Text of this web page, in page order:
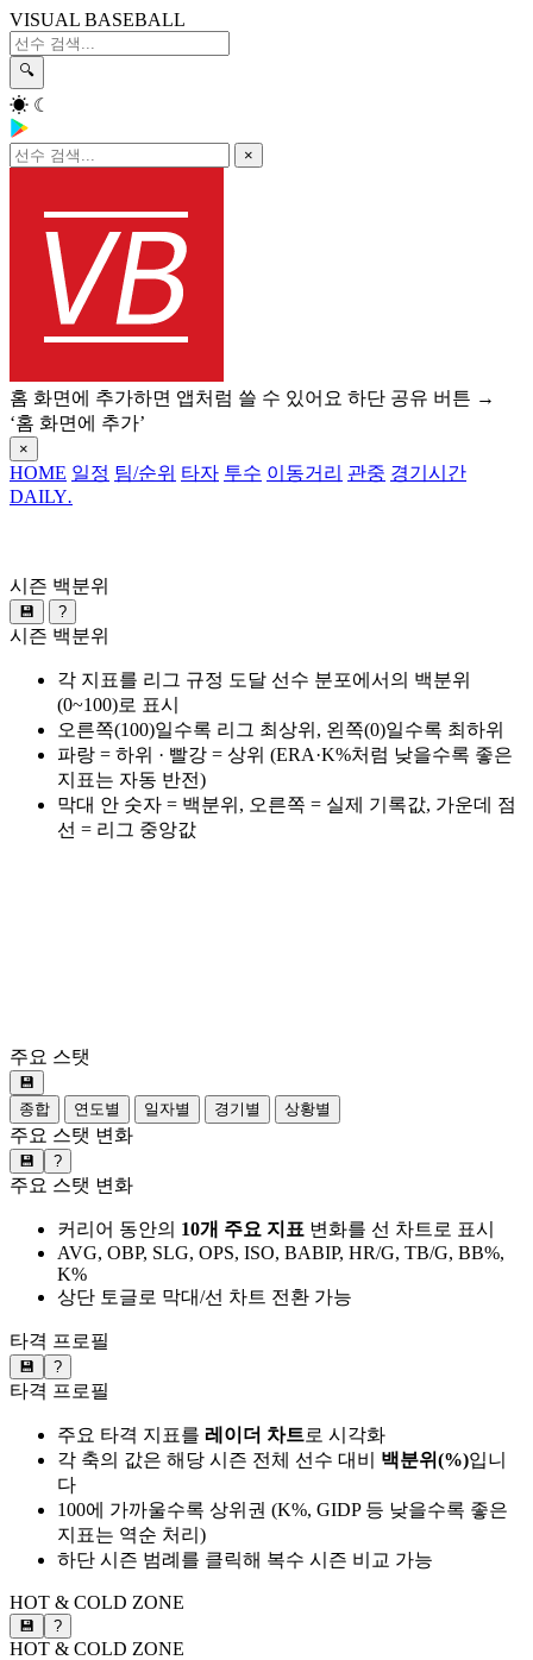
VISUAL BASEBALL
🔍
☀ ☾
×
홈 화면에 추가하면 앱처럼 쓸 수 있어요 하단 공유 버튼 →
‘홈 화면에 추가’
×
HOME 일정 팀/순위 타자 투수 이동거리 관중 경기시간
DAILY.
시즌 백분위
💾 ?
시즌 백분위
각 지표를 리그 규정 도달 선수 분포에서의 백분위
(0~100)로 표시
오른쪽(100)일수록 리그 최상위, 왼쪽(0)일수록 최하위
파랑 = 하위 · 빨강 = 상위 (ERA·K%처럼 낮을수록 좋은
지표는 자동 반전)
막대 안 숫자 = 백분위, 오른쪽 = 실제 기록값, 가운데 점
선 = 리그 중앙값
주요 스탯
💾
종합
연도별 일자별 경기별 상황별
주요 스탯 변화
💾 ?
주요 스탯 변화
커리어 동안의 10개 주요 지표 변화를 선 차트로 표시
AVG, OBP, SLG, OPS, ISO, BABIP, HR/G, TB/G, BB%,
K%
상단 토글로 막대/선 차트 전환 가능
타격 프로필
💾 ?
타격 프로필
주요 타격 지표를 레이더 차트로 시각화
각 축의 값은 해당 시즌 전체 선수 대비 백분위(%)입니
다
100에 가까울수록 상위권 (K%, GIDP 등 낮을수록 좋은
지표는 역순 처리)
하단 시즌 범례를 클릭해 복수 시즌 비교 가능
HOT & COLD ZONE
💾 ?
HOT & COLD ZONE